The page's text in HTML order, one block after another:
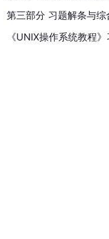
第三部分 习题解条与综
《UNIX操作系统教程